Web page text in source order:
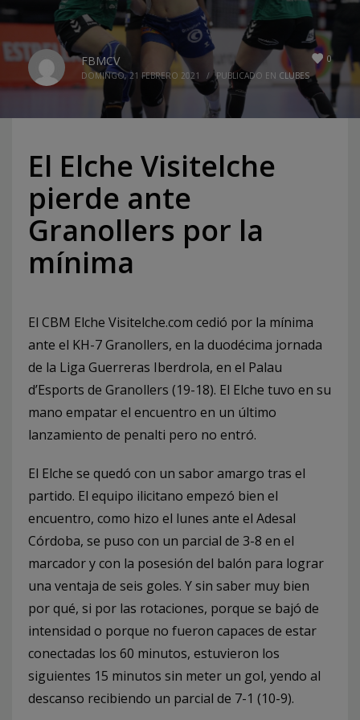
0
FBMCV
DOMINGO, 21 FEBRERO 2021 / PUBLICADO EN CLUBES
El Elche Visitelche
pierde ante
Granollers por la
mínima
El CBM Elche Visitelche.com cedió por la mínima
ante el KH-7 Granollers, en la duodécima jornada
de la Liga Guerreras Iberdrola, en el Palau
d’Esports de Granollers (19-18). El Elche tuvo en su
mano empatar el encuentro en un último
lanzamiento de penalti pero no entró.
El Elche se quedó con un sabor amargo tras el
partido. El equipo ilicitano empezó bien el
encuentro, como hizo el lunes ante el Adesal
Córdoba, se puso con un parcial de 3-8 en el
marcador y con la posesión del balón para lograr
una ventaja de seis goles. Y sin saber muy bien
por qué, si por las rotaciones, porque se bajó de
intensidad o porque no fueron capaces de estar
conectadas los 60 minutos, estuvieron los
siguientes 15 minutos sin meter un gol, yendo al
descanso recibiendo un parcial de 7-1 (10-9).